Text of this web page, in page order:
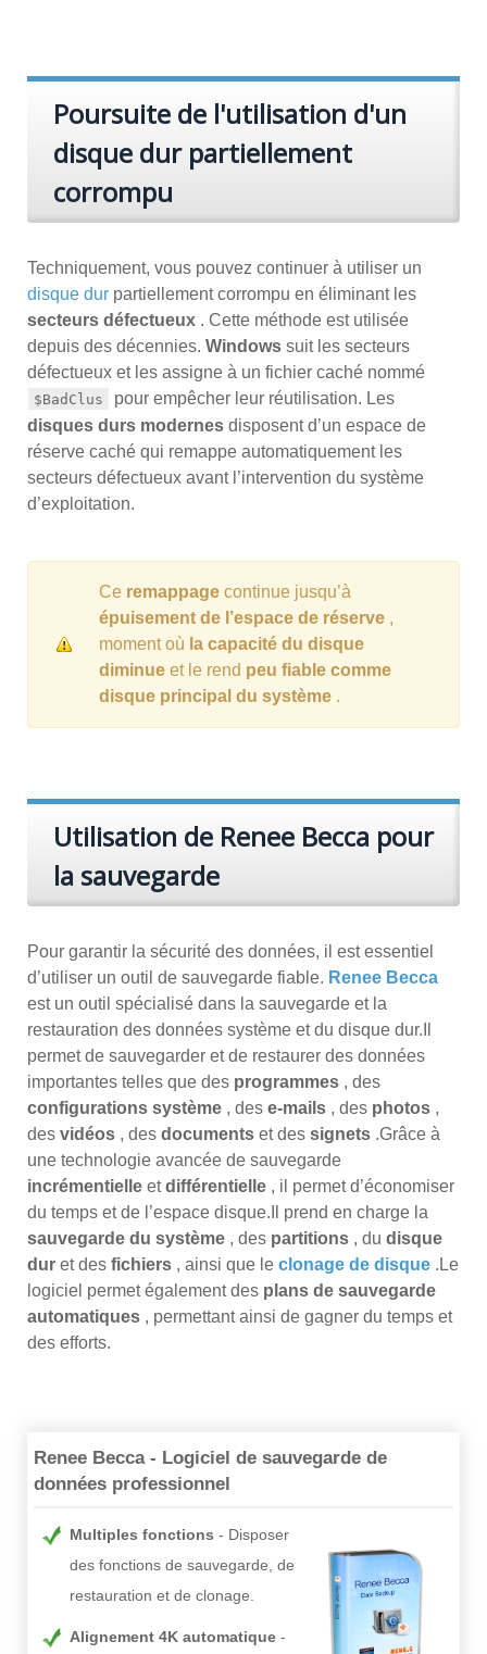
Poursuite de l'utilisation d'un
disque dur partiellement
corrompu
Techniquement, vous pouvez continuer à utiliser un
disque dur partiellement corrompu en éliminant les
secteurs défectueux . Cette méthode est utilisée
depuis des décennies. Windows suit les secteurs
défectueux et les assigne à un fichier caché nommé
$BadClus
pour empêcher leur réutilisation. Les
disques durs modernes disposent d’un espace de
réserve caché qui remappe automatiquement les
secteurs défectueux avant l’intervention du système
d’exploitation.
Ce remappage continue jusqu’à
épuisement de l’espace de réserve ,
moment où la capacité du disque
diminue et le rend peu fiable comme
disque principal du système .
Utilisation de Renee Becca pour
la sauvegarde
Pour garantir la sécurité des données, il est essentiel
d’utiliser un outil de sauvegarde fiable. Renee Becca
est un outil spécialisé dans la sauvegarde et la
restauration des données système et du disque dur.Il
permet de sauvegarder et de restaurer des données
importantes telles que des programmes , des
configurations système , des e-mails , des photos ,
des vidéos , des documents et des signets .Grâce à
une technologie avancée de sauvegarde
incrémentielle etdifférentielle , il permet d’économiser
du temps et de l’espace disque.Il prend en charge la
sauvegarde du système , des partitions , du disque
dur et des fichiers , ainsi que le clonage de disque .Le
logiciel permet également des plans de sauvegarde
automatiques , permettant ainsi de gagner du temps et
des efforts.
Renee Becca - Logiciel de sauvegarde de
données professionnel
Multiples fonctions
Disposer
des fonctions de sauvegarde, de
restauration et de clonage.
Alignement 4K automatique